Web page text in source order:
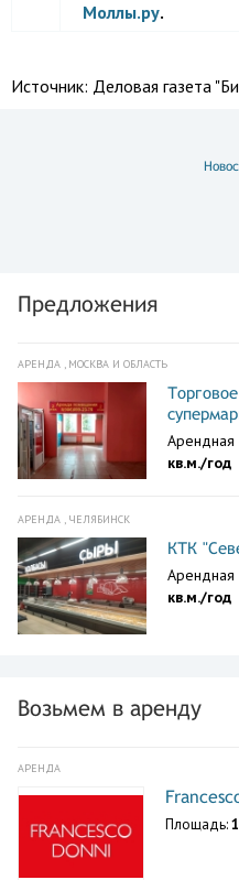
Моллы.ру.
Источник: Деловая газета
Предложения
АРЕНДА , МОСКВА И ОБЛАСТЬ
Арендная
кв.м./год
АРЕНДА , ЧЕЛЯБИНСК
КТК
Арендная
кв.м./год
Возьмем в аренду
АРЕНДА
Площадь: